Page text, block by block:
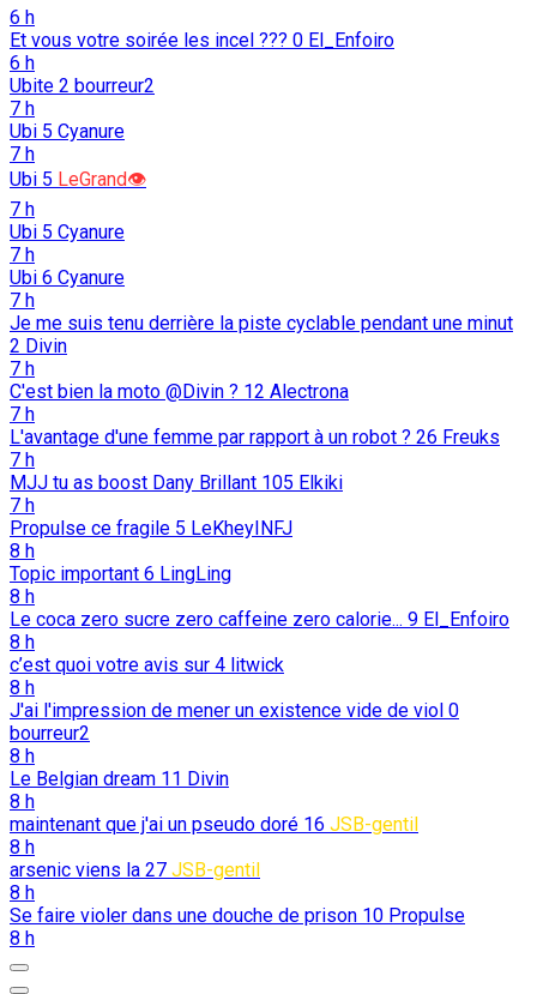
6 h
Et vous votre soirée les incel ??? 0 El_Enfoiro
6 h
Ubite 2 bourreur2
7 h
Ubi 5 Cyanure
7 h
Ubi 5 LeGrand👁️
7 h
Ubi 5 Cyanure
7 h
Ubi 6 Cyanure
7 h
Je me suis tenu derrière la piste cyclable pendant une minut
2 Divin
7 h
C'est bien la moto @Divin ? 12 Alectrona
7 h
L'avantage d'une femme par rapport à un robot ? 26 Freuks
7 h
MJJ tu as boost Dany Brillant 105 Elkiki
7 h
Propulse ce fragile 5 LeKheyINFJ
8 h
Topic important 6 LingLing
8 h
Le coca zero sucre zero caffeine zero calorie... 9 El_Enfoiro
8 h
c’est quoi votre avis sur 4 litwick
8 h
J'ai l'impression de mener un existence vide de viol 0
bourreur2
8 h
Le Belgian dream 11 Divin
8 h
maintenant que j'ai un pseudo doré 16 JSB-gentil
8 h
arsenic viens la 27 JSB-gentil
8 h
Se faire violer dans une douche de prison 10 Propulse
8 h